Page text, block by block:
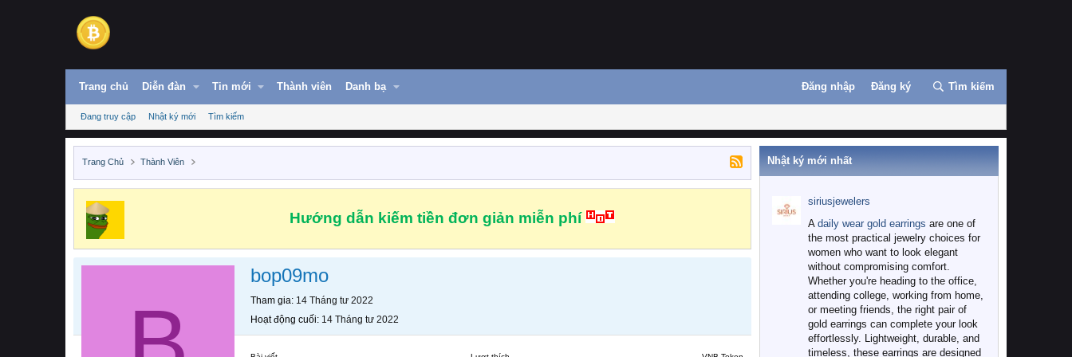
Trang chủ Diễn đàn Tin mới Thành viên Danh bạ Đăng nhập Đăng ký Tìm kiếm
Đang truy cập Nhật ký mới Tìm kiếm
Trang Chủ Thành Viên
Hướng dẫn kiếm tiền đơn giản miễn phí
bop09mo
Tham gia 14 Tháng tư 2022
Hoạt động cuối 14 Tháng tư 2022
Nhật ký mới nhất
siriusjewelers
A daily wear gold earrings are one of
the most practical jewelry choices for
women who want to look elegant
without compromising comfort.
Whether you're heading to the office,
attending college, working from home,
or meeting friends, the right pair of
gold earrings can complete your look
effortlessly. Lightweight, durable, and
timeless, these earrings are designed